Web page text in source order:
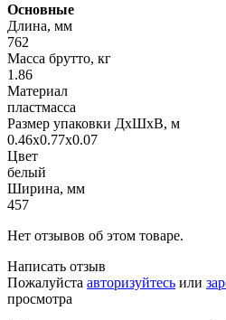
Основные
Длина, мм
762
Масса брутто, кг
1.86
Материал
пластмасса
Размер упаковки ДхШхВ, м
0.46x0.77x0.07
Цвет
белый
Ширина, мм
457
Нет отзывов об этом товаре.
Написать отзыв
Пожалуйста авторизуйтесь или
просмотра